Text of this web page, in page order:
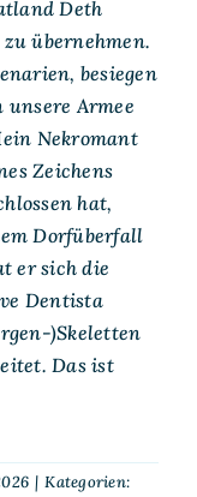
Deth
übernehmen.
besiegen
Armee
Nekromant
Zeichens
hat,
Dorfüberfall
er sich die
Dentista
)Skeletten
Das ist
| Kategorien: